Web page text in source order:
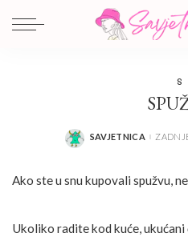
S
POSTED
SAVJETNICA
Ako ste u snu kupovali spužvu,
Ukoliko radite kod kuće,